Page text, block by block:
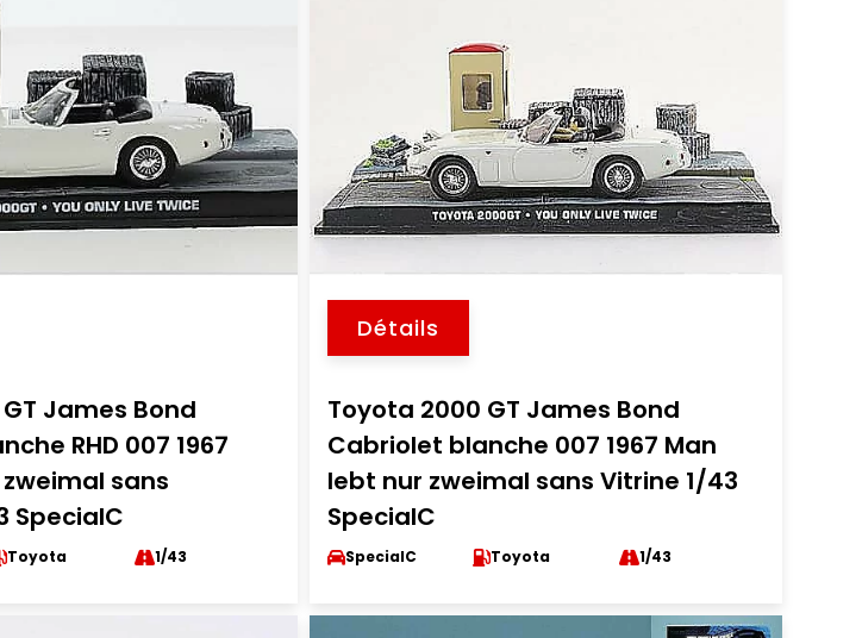
James Bond
RHD 007 1967
sans
SpecialC
Toyota 1/43
Détails
Toyota 2000 GT James Bond
Cabriolet blanche 007 1967 Man
lebt nur zweimal sans Vitrine 1/43
SpecialC
SpecialC Toyota 1/43